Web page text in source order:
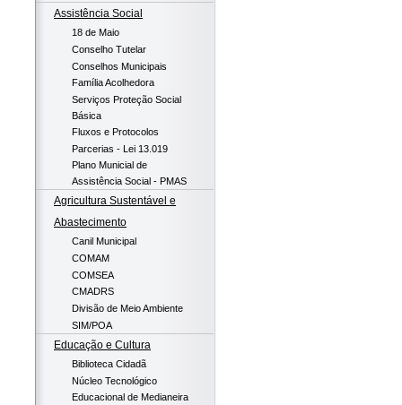
Assistência Social
18 de Maio
Conselho Tutelar
Conselhos Municipais
Família Acolhedora
Serviços Proteção Social
Básica
Fluxos e Protocolos
Parcerias - Lei 13.019
Plano Municial de
Assistência Social - PMAS
Agricultura Sustentável e
Abastecimento
Canil Municipal
COMAM
COMSEA
CMADRS
Divisão de Meio Ambiente
SIM/POA
Educação e Cultura
Biblioteca Cidadã
Núcleo Tecnológico
Educacional de Medianeira